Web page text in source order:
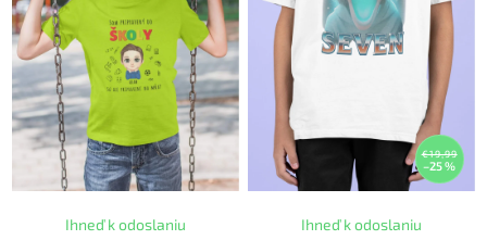
Ihneď k odoslaniu
€19,99
–25 %
Ihneď k odoslaniu